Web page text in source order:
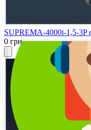
SUPREMA-4000i-1,5-3P
0 грн